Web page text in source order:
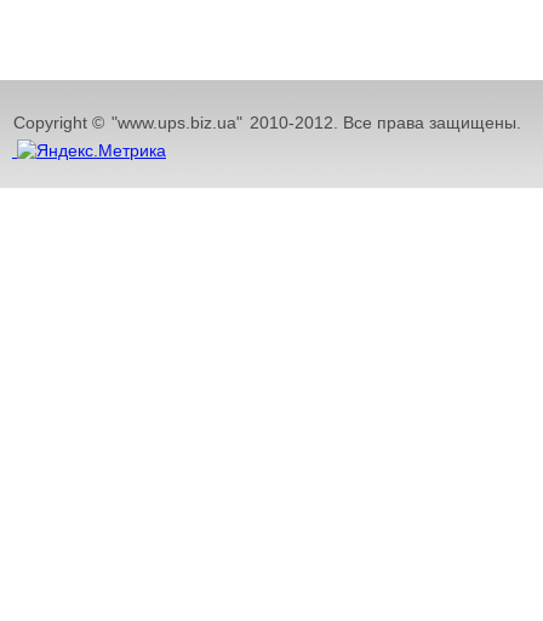
Copyright © "www.ups.biz.ua" 2010-2012. Все права защищены.